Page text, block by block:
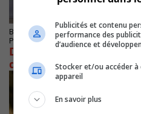
BROSSARD
Publié le 25 septembre 2023 à 15h25
Des mesures adoptées
du REM
Publicités et contenu
performance des
d’audience et
Stocker et/ou accéder
appareil
En savoir plus